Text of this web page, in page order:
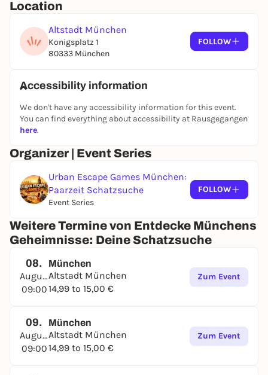
Location
Altstadt München
Konigsplatz 1
80333 München
FOLLOW
Accessibility information
We don't have any accessibility information for this event.
You can find everything about accessibility at Rausgegangen
here.
Organizer | Event Series
Urban Escape Games München:
Paarzeit Schatzsuche
Event Series
FOLLOW
Weitere Termine von Entdecke Münchens
Geheimnisse: Deine Schatzsuche
08.
August
09:00
München
Altstadt München
14,99 to 15,00 €
Zum Event
09.
August
09:00
München
Altstadt München
14,99 to 15,00 €
Zum Event